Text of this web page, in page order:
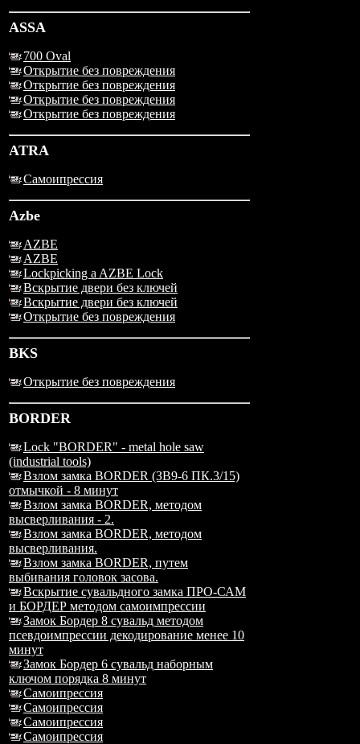
ASSA
700 Oval
Открытие без повреждения
Открытие без повреждения
Открытие без повреждения
Открытие без повреждения
ATRA
Самоипрессия
Azbe
AZBE
AZBE
Lockpicking a AZBE Lock
Вскрытие двери без ключей
Вскрытие двери без ключей
Открытие без повреждения
BKS
Открытие без повреждения
BORDER
Lock "BORDER" - metal hole saw
(industrial tools)
Взлом замка BORDER (ЗВ9-6 ПК.3/15)
отмычкой - 8 минут
Взлом замка BORDER, методом
высверливания - 2.
Взлом замка BORDER, методом
высверливания.
Взлом замка BORDER, путем
выбивания головок засова.
Вскрытие сувальдного замка ПРО-САМ
и БОРДЕР методом самоимпрессии
Замок Бордер 8 сувальд методом
псевдоимпрессии декодирование менее 10
минут
Замок Бордер 6 сувальд наборным
ключом порядка 8 минут
Самоипрессия
Самоипрессия
Самоипрессия
Самоипрессия